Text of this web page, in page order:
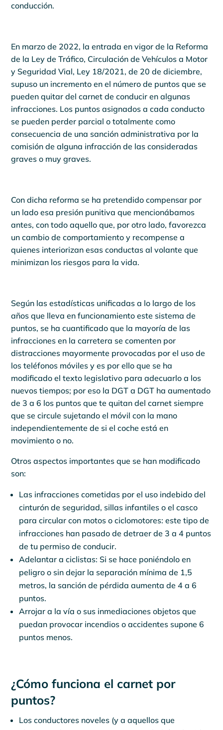
conducción.
En marzo de 2022, la entrada en vigor de la Reforma
de la Ley de Tráfico, Circulación de Vehículos a Motor
y Seguridad Vial, Ley 18/2021, de 20 de diciembre,
supuso un incremento en el número de puntos que se
pueden quitar del carnet de conducir en algunas
infracciones. Los puntos asignados a cada conducto
se pueden perder parcial o totalmente como
consecuencia de una sanción administrativa por la
comisión de alguna infracción de las consideradas
graves o muy graves.
Con dicha reforma se ha pretendido compensar por
un lado esa presión punitiva que mencionábamos
antes, con todo aquello que, por otro lado, favorezca
un cambio de comportamiento y recompense a
quienes interiorizan esas conductas al volante que
minimizan los riesgos para la vida.
Según las estadísticas unificadas a lo largo de los
años que lleva en funcionamiento este sistema de
puntos, se ha cuantificado que la mayoría de las
infracciones en la carretera se comenten por
distracciones mayormente provocadas por el uso de
los teléfonos móviles y es por ello que se ha
modificado el texto legislativo para adecuarlo a los
nuevos tiempos; por eso la DGT a DGT ha aumentado
de 3 a 6 los puntos que te quitan del carnet siempre
que se circule sujetando el móvil con la mano
independientemente de si el coche está en
movimiento o no.
Otros aspectos importantes que se han modificado
son:
Las infracciones cometidas por el uso indebido del
cinturón de seguridad, sillas infantiles o el casco
para circular con motos o ciclomotores: este tipo de
infracciones han pasado de detraer de 3 a 4 puntos
de tu permiso de conducir.
Adelantar a ciclistas: Si se hace poniéndolo en
peligro o sin dejar la separación mínima de 1,5
metros, la sanción de pérdida aumenta de 4 a 6
puntos.
Arrojar a la vía o sus inmediaciones objetos que
puedan provocar incendios o accidentes supone 6
puntos menos.
¿Cómo funciona el carnet por
puntos?
Los conductores noveles (y a aquellos que